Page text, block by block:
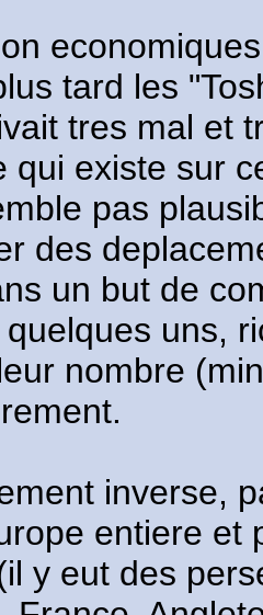
tard les
tres mal et
qui existe sur
pas
des
un but de
uns,
nombre
inverse,
entiere et
y eut des